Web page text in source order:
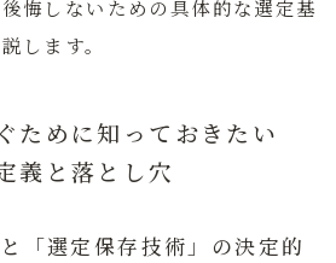
悔しないための具体的な選定基
します。
ために知っておきたい
義と落とし穴
「選定保存技術」の決定的